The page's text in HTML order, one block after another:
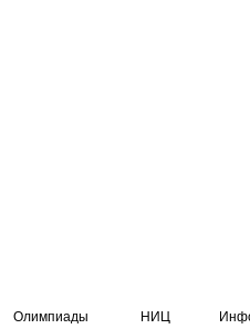
Олимпиады НИЦ